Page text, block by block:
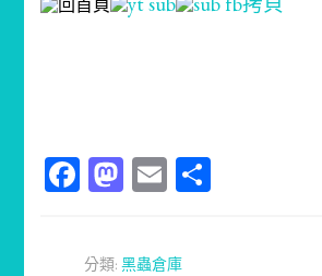
Facebook
Mastodon
Email
分類:黑蟲倉庫